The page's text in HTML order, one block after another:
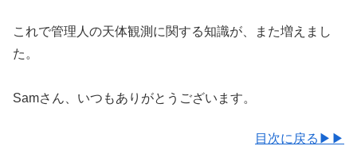
これで管理人の天体観測に関する知識が、また増えまし
た。
Samさん、いつもありがとうございます。
目次に戻る▶▶